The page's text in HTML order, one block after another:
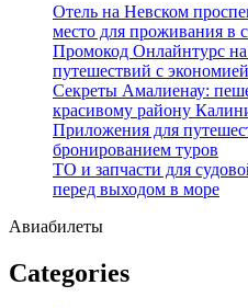
Отель на Невском
место для проживания в
Промокод Онлайнтурс
путешествий с
Секреты Амалиенау:
красивому району
Приложения для
бронированием туров
ТО и запчасти для
перед выходом в море
Авиабилеты
Categories